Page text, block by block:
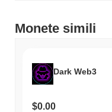
Monete simili
Dark Web3
$0.00